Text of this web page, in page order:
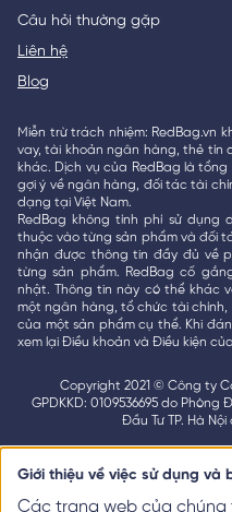
Câu hỏi thường gặp
Liên hệ
Blog
Miễn trừ trách nhiệm: RedBag.vn
vay, tài khoản ngân hàng, thẻ tín
khác. Dịch vụ của RedBag là
gợi ý về ngân hàng, đối tác tài
dạng tại Việt Nam.
RedBag không tính phí sử
thuộc vào từng sản phẩm và đối
nhận được thông tin đầy đủ về
từng sản phẩm. RedBag cố
nhật. Thông tin này có thể khác
một ngân hàng, tổ chức tài
của một sản phẩm cụ thể. Khi
xem lại Điều khoản và Điều kiện
Copyright 2021 © Công ty
GPDKKD: 0109536695 do
Đầu Tư TP. Hà
Giới thiệu về việc sử dụng và
Các trang web của